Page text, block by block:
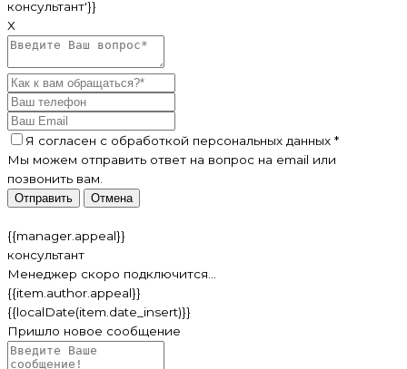
консультант'}}
Х
Я согласен c обработкой персональных данных *
Мы можем отправить ответ на вопрос на email или
позвонить вам.
Отправить Отмена
{{manager.appeal}}
консультант
Менеджер скоро подключится...
{{item.author.appeal}}
{{localDate(item.date_insert)}}
Пришло новое сообщение